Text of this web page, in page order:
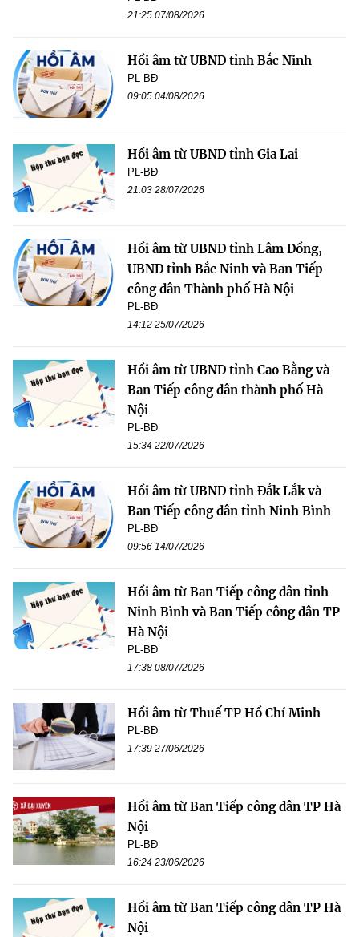
21:25 07/08/2026
Hồi âm từ UBND tỉnh Bắc Ninh
PL-BĐ
09:05 04/08/2026
Hồi âm từ UBND tỉnh Gia Lai
PL-BĐ
21:03 28/07/2026
Hồi âm từ UBND tỉnh Lâm Đồng,
UBND tỉnh Bắc Ninh và Ban Tiếp
công dân Thành phố Hà Nội
PL-BĐ
14:12 25/07/2026
Hồi âm từ UBND tỉnh Cao Bằng và
Ban Tiếp công dân thành phố Hà
Nội
PL-BĐ
15:34 22/07/2026
Hồi âm từ UBND tỉnh Đắk Lắk và
Ban Tiếp công dân tỉnh Ninh Bình
PL-BĐ
09:56 14/07/2026
Hồi âm từ Ban Tiếp công dân tỉnh
Ninh Bình và Ban Tiếp công dân TP
Hà Nội
PL-BĐ
17:38 08/07/2026
Hồi âm từ Thuế TP Hồ Chí Minh
PL-BĐ
17:39 27/06/2026
Hồi âm từ Ban Tiếp công dân TP Hà
Nội
PL-BĐ
16:24 23/06/2026
Hồi âm từ Ban Tiếp công dân TP Hà
Nội